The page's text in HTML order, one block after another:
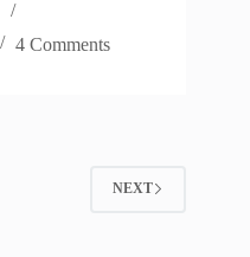
4 Comments
NEXT